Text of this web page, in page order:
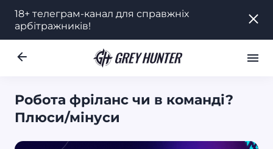
18+ телеграм-канал для справжніх
арбітражників!
18+ телеграм-канал для справжніх
арбітражників!
Робота фріланс чи в команді?
Плюси/мінуси